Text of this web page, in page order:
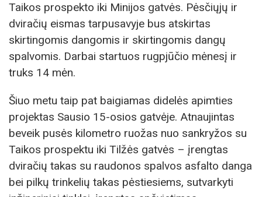
Taikos prospekto iki Minijos gatvės. Pėsčiųjų ir
dviračių eismas tarpusavyje bus atskirtas
skirtingomis dangomis ir skirtingomis dangų
spalvomis. Darbai startuos rugpjūčio mėnesį ir
truks 14 mėn.
Šiuo metu taip pat baigiamas didelės apimties
projektas Sausio 15-osios gatvėje. Atnaujintas
beveik pusės kilometro ruožas nuo sankryžos su
Taikos prospektu iki Tilžės gatvės – įrengtas
dviračių takas su raudonos spalvos asfalto danga
bei pilkų trinkelių takas pėstiesiems, sutvarkyti